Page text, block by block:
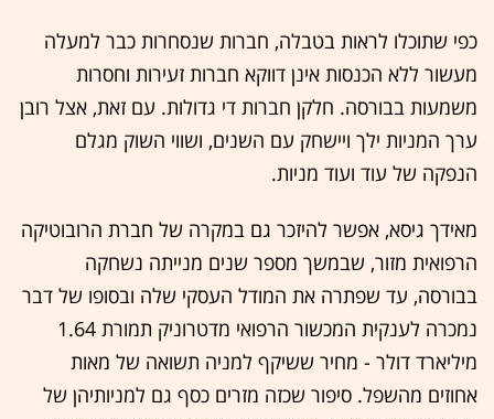
כפי שתוכלו לראות בטבלה, חברות שנסחרות כבר למעלה
מעשור ללא הכנסות אינן דווקא חברות זעירות וחסרות
משמעות בבורסה. חלקן חברות די גדולות. עם זאת, אצל רובן
ערך המניות ילך ויישחק עם השנים, ושווי השוק מגלם
הנפקה של עוד ועוד מניות.
מאידך גיסא, אפשר להיזכר גם במקרה של חברת הרובוטיקה
הרפואית מזור, שבמשך מספר שנים מנייתה נשחקה
בבורסה, עד שפתרה את המודל העסקי שלה ובסופו של דבר
נמכרה לענקית המכשור הרפואי מדטרוניק תמורת 1.64
מיליארד דולר - מחיר ששיקף למניה תשואה של מאות
אחוזים מהשפל. סיפור שכזה מזרים כסף גם למניותיהן של